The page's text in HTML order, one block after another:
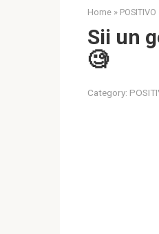
Home » POSITIVO
Sii un
🧐
Category: